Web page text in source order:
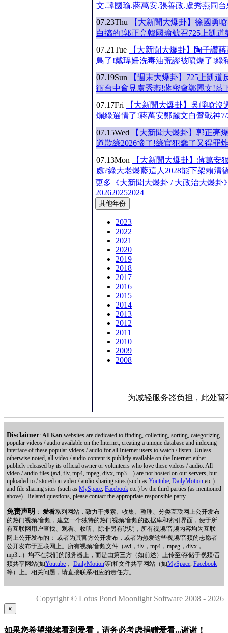
文.韓國瑜.蔣萬安.張善政.盧秀燕同台
07.23Thu
【大新聞大爆卦】徐國勇
白搞的!郭正亮韓國瑜號召725上凱道
07.21Tue
【大新聞大爆卦】陶子讚
鳥了!戴瑋姍洗毒油荒謬被噴爆了!綠
07.19Sun
【週末大爆卦】725上凱道
衝台中會見盧秀燕!蔣密會鄭麗文!藍
07.17Fri
【大新聞大爆卦】吳崢嗆沒
爛綠選情了!蔣萬安鄭麗文白營戰神
07.15Wed
【大新聞大爆卦】郭正亮
道歉綠2026慘了!綠官犯蠢了又得罪
07.13Mon
【大新聞大爆卦】蔣萬安
處?綠大老爆藍這人2028能下架賴清
更多《大新聞大爆卦 / 大政治大爆卦
202620252024
其他年份
2023
2022
2021
2020
2019
2018
2017
2016
2015
2014
2013
2012
2011
2010
2009
2008
为减轻服务器负担，此处
Disclaimer: AI Kan websites are dedicated to finding, collecting, sorting, categorizing
popular videos / audio available on the Internet, creating a unique database and indexing
interface of these popular videos / audio for all Internet users to watch / listen. Unless
otherwise noted, all video / audio content is publicly available on the Internet: either
publicly released by its official owner or volunteers who love these videos / audio. All
video / audio files (avi, flv, mp4, mpeg, divx, mp3 ...) are not hosted on our servers, but
uploaded to / stored on video / audio sharing sites (such as Youtube, DailyMotion etc.)
and file sharing sites (such as MySpace, Facebook etc.) by the third parties (as mentioned
above) . Related questions, please contact the appropriate responsible party.
免责声明 ： 爱看系列网站，致力于搜索、收集、整理、分类互联网上公开发布
的热门视频/音频，建立一个独特的热门视频/音频的数据库和索引界面，便于所
有互联网用户查找、观看、收听。除非另有说明，所有视频/音频内容均为互联
网上公开发布的： 或者为其官方公开发布，或者为热爱这些视频/音频的志愿者
公开发布于互联网上。所有视频/音频文件（avi，flv，mp4，mpeg，divx，
mp3...）均不在我们的服务器上，而是由第三方（如前述）上传至/存储于视频/音
频共享网站(如Youtube ， DailyMotion等)和文件共享网站（如MySpace, Facebook
等）上。相关问题，请直接联系相应的责任方。
Copyright © Lotus Pond Moonlight Software 2008 - 2026
×
如果您希望继续看到爱看，请务必考虑捐赠爱看...谢谢！